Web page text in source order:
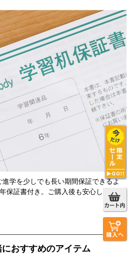
学を少しでも長い期間保証できるよ
保証書付き。ご購入後も安心して長く
おすすめのアイテム